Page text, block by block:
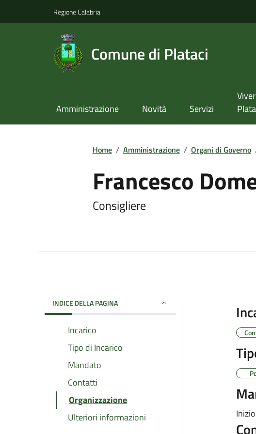
Regione Calabria
Comune di Plataci
Amministrazione Novità Servizi
Home / Amministrazione / Organi di Governo
Francesco
Consigliere
INDICE DELLA PAGINA
Incarico
Tipo di Incarico
Mandato
Contatti
Organizzazione
Ulteriori informazioni